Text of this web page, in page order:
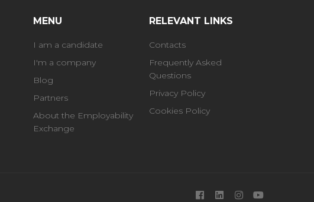
MENU
I am a candidate
I'm a company
Blog
Partners
About the Employability
Exchange
RELEVANT LINKS
Contacts
Frequently Asked
Questions
Privacy Policy
Cookies Policy